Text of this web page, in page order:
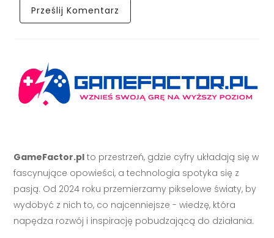
GameFactor.pl to przestrzeń, gdzie cyfry układają się w
fascynujące opowieści, a technologia spotyka się z
pasją. Od 2024 roku przemierzamy pikselowe światy, by
wydobyć z nich to, co najcenniejsze - wiedzę, która
napędza rozwój i inspirację pobudzającą do działania.